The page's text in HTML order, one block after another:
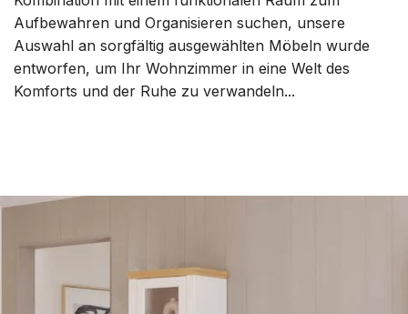
Aufbewahren und Organisieren suchen, unsere
Auswahl an sorgfältig ausgewählten Möbeln wurde
entworfen, um Ihr Wohnzimmer in eine Welt des
Komforts und der Ruhe zu verwandeln...